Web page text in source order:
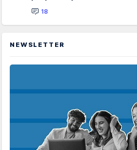
18
NEWSLETTER